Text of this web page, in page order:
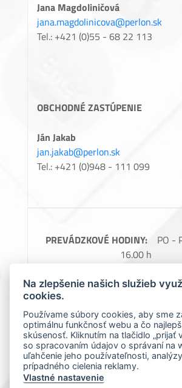
Jana Magdoliničová
jana.magdolinicova@perlon.sk
Tel.: +421 (0)55 - 68 22 113
OBCHODNÉ ZASTÚPENIE
Ján Jakab
jan.jakab@perlon.sk
Tel.: +421 (0)948 - 111 099
PREVÁDZKOVÉ HODINY:
PO -
16.00 h
FAKTURAČNÉ ÚDAJE:Perlon,
Barčianska 66, 040 17 Košice,
IČ DPH: SK2020488976
Spoločnosť zapísaná v
Okresného súdu Košice 1., Oddiel:
číslo: 7966/V
Na zlepšenie našich služieb
cookies.
Používame súbory cookies, aby sme
optimálnu funkčnosť webu a čo
skúsenosť. Kliknutím na tlačidlo „prijať
so spracovaním údajov o správaní na
uľahčenie jeho používateľnosti,
prípadného cielenia reklamy.
Vlastné nastavenie